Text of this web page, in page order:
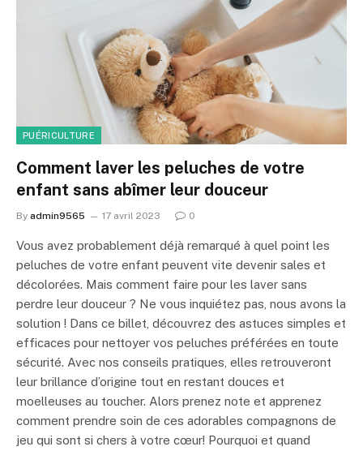
PUÉRICULTURE
Comment laver les peluches de votre
enfant sans abîmer leur douceur
By admin9565 17 avril 2023 0
Vous avez probablement déjà remarqué à quel point les
peluches de votre enfant peuvent vite devenir sales et
décolorées. Mais comment faire pour les laver sans
perdre leur douceur ? Ne vous inquiétez pas, nous avons la
solution ! Dans ce billet, découvrez des astuces simples et
efficaces pour nettoyer vos peluches préférées en toute
sécurité. Avec nos conseils pratiques, elles retrouveront
leur brillance d’origine tout en restant douces et
moelleuses au toucher. Alors prenez note et apprenez
comment prendre soin de ces adorables compagnons de
jeu qui sont si chers à votre cœur! Pourquoi et quand